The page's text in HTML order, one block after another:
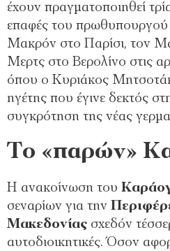
έχουν πραγματοποιηθεί
επαφές του
Μακρόν στο Παρίσι, τον
Μερτς στο Βερολίνο στις
όπου ο Κυριάκος
ηγέτης που έγινε δεκτός
συγκρότηση της νέας
Το «παρών»
Η ανακοίνωση του
σεναρίων για την
Μακεδονίας σχεδόν
αυτοδιοικητικές. Όσον